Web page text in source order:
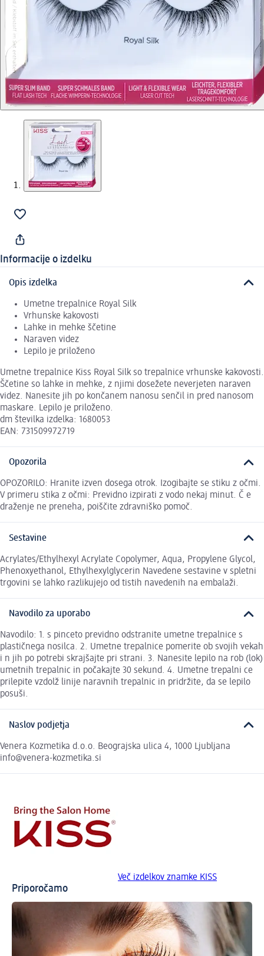
Informacije o izdelku
Opis izdelka
Umetne trepalnice Royal Silk
Vrhunske kakovosti
Lahke in mehke ščetine
Naraven videz
Lepilo je priloženo
Umetne trepalnice Kiss Royal Silk so trepalnice vrhunske kakovosti.
Ščetine so lahke in mehke, z njimi dosežete neverjeten naraven
videz. Nanesite jih po končanem nanosu senčil in pred nanosom
maskare. Lepilo je priloženo.
dm številka izdelka: 1680053
EAN: 731509972719
Opozorila
OPOZORILO: Hranite izven dosega otrok. Izogibajte se stiku z očmi.
V primeru stika z očmi: Previdno izpirati z vodo nekaj minut. Č e
draženje ne preneha, poiščite zdravniško pomoč.
Sestavine
Acrylates/Ethylhexyl Acrylate Copolymer, Aqua, Propylene Glycol,
Phenoxyethanol, Ethylhexylglycerin Navedene sestavine v spletni
trgovini se lahko razlikujejo od tistih navedenih na embalaži.
Navodilo za uporabo
Navodilo: 1. s pinceto previdno odstranite umetne trepalnice s
plastičnega nosilca. 2. Umetne trepalnice pomerite ob svojih vekah
i n jih po potrebi skrajšajte pri strani. 3. Nanesite lepilo na rob (lok)
umetnih trepalnic in počakajte 30 sekund. 4. Umetne trepalni ce
prilepite vzdolž linije naravnih trepalnic in pridržite, da se lepilo
posuši.
Naslov podjetja
Venera Kozmetika d.o.o. Beograjska ulica 4, 1000 Ljubljana
info@venera-kozmetika.si
Več izdelkov znamke KISS
Priporočamo